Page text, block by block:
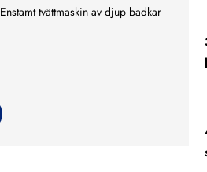
Enstamt tvättmaskin av djup badkar